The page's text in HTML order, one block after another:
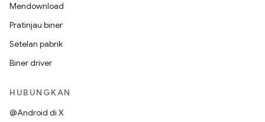
Mendownload
Pratinjau biner
Setelan pabrik
Biner driver
HUBUNGKAN
@Android di X